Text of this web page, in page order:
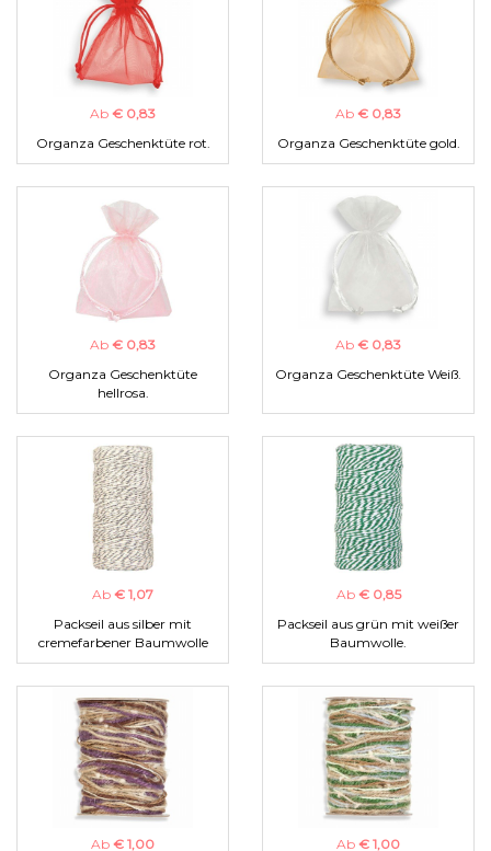
Ab € 0,83
Organza Geschenktüte rot.
Ab € 0,83
Organza Geschenktüte gold.
Ab € 0,83
Organza Geschenktüte
hellrosa.
Ab € 0,83
Organza Geschenktüte Weiß.
Ab € 1,07
Packseil aus silber mit
cremefarbener Baumwolle
Ab € 0,85
Packseil aus grün mit weißer
Baumwolle.
Ab € 1,00 Ab € 1,00